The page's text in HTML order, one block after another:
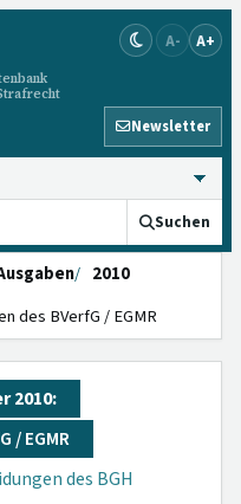
A- A+
Newsletter
Suchen
2010
des BVerfG / EGMR
2010:
/ EGMR
des BGH